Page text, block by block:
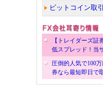
ビットコイン取
【トレイダーズ証
低スプレッド！当
圧倒的人気で100
券なら最短即日で